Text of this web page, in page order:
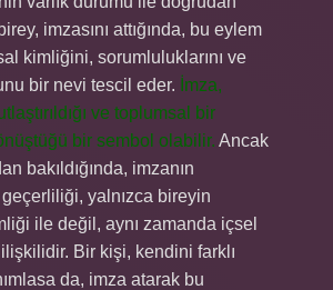
imzasını attığında, bu eylem
kimliğini, sorumluluklarını ve
bir nevi tescil eder. İmza,
ve toplumsal bir
bir sembol olabilir. Ancak
bakıldığında, imzanın
yalnızca bireyin
ile değil, aynı zamanda içsel
Bir kişi, kendini farklı
da, imza atarak bu